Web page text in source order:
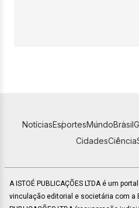
NotíciasEsportesMundoBrasil
CidadesCiência
A ISTOÉ PUBLICAÇÕES LTDA é um
vinculação editorial e societária com a